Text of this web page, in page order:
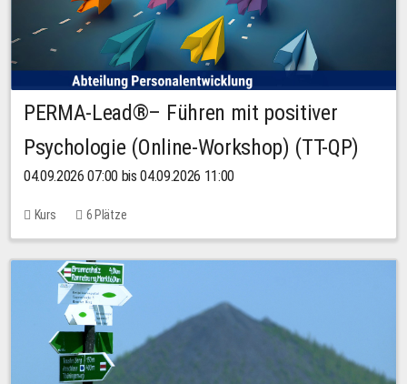
PERMA-Lead®– Führen mit positiver
Psychologie (Online-Workshop) (TT-QP)
04.09.2026 07:00 bis 04.09.2026 11:00
Kurs 6 Plätze